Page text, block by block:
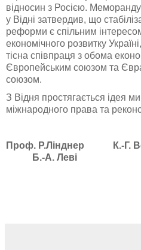
відносин з Росією.
у Відні затвердив, що
реформи є спільним
економічного розвитку
тісна співпраця з обома
Європейським союзом та
союзом.
З Відня простягається ідея
міжнародного права та
Проф. Р.Лінднер​ К.-Г.
Б.-А. Леві